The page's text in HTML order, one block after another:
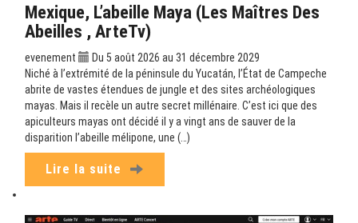
Mexique, L’abeille Maya (Les Maîtres Des
Abeilles , ArteTv)
evenement
Du 5 août 2026 au 31 décembre 2029
Niché à l’extrémité de la péninsule du Yucatán, l’État de Campeche
abrite de vastes étendues de jungle et des sites archéologiques
mayas. Mais il recèle un autre secret millénaire. C’est ici que des
apiculteurs mayas ont décidé il y a vingt ans de sauver de la
disparition l’abeille mélipone, une (…)
Lire la suite